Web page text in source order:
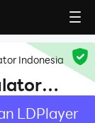
Indonesia
LDPlayer